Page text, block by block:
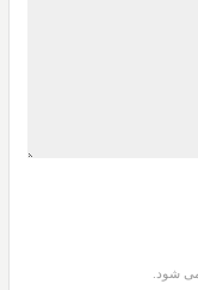
شود.